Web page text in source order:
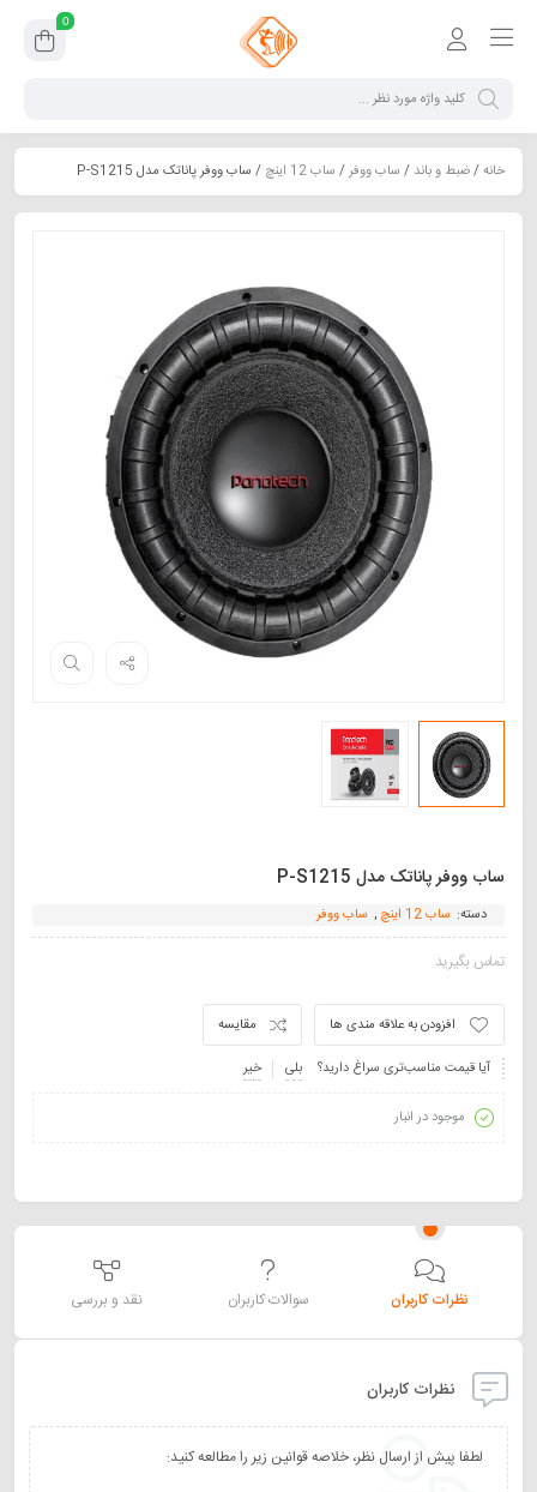
0
خانه/ضبط و باند / ساب ووفر/ ساب 12 اینچ / ساب ووفر پاناتک مدل P-S1215
ساب ووفر پاناتک مدل P-S1215
دسته: ساب 12 اینچ , ساب ووفر
تماس بگیرید
مقایسه
افزودن به علاقه مندی ها
آیا قیمت مناسب‌تری سراغ دارید؟
بلی خیر
موجود در انبار
نظرات کاربران سوالات کاربران نقد و بررسی
نظرات کاربران